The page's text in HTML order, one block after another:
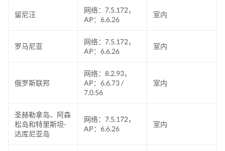
留尼汪
网络：7.5.172，
AP：6.6.26
室内
罗马尼亚
网络：7.5.172，
AP：6.6.26
室内
俄罗斯联邦
网络：8.2.93，
AP：6.6.73 /
7.0.56
室内
圣赫勒拿岛、阿森
松岛和特里斯坦-
达库尼亚岛
网络：7.5.172，
AP：6.6.26
室内